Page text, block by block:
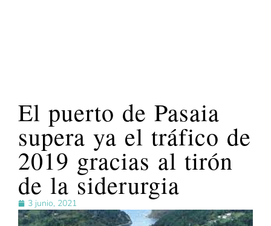
El puerto de Pasaia
supera ya el tráfico de
2019 gracias al tirón
de la siderurgia
3 junio, 2021